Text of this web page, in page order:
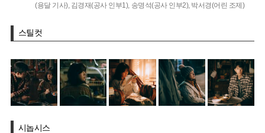
(용달 기사), 김경재(공사 인부1), 송명석(공사 인부2), 박서경(어린 조제)
스틸컷
시놉시스